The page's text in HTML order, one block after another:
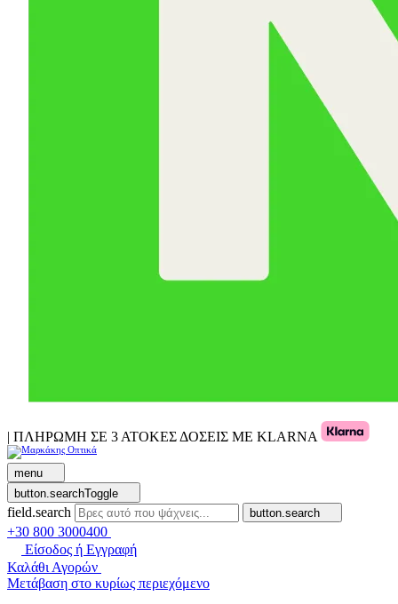
| ΠΛΗΡΩΜΗ ΣΕ 3 ΑΤΟΚΕΣ ΔΟΣΕΙΣ ΜΕ KLARNA
menu
button.searchToggle
field.search button.search
+30 800 3000400
Είσοδος ή Εγγραφή
Καλάθι Αγορών
Μετάβαση στο κυρίως περιεχόμενο